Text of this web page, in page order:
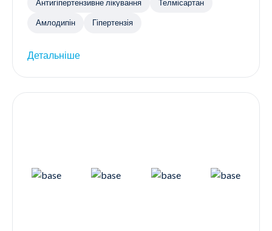
Антигіпертензивне лікування Телмісартан
Амлодипін Гіпертензія
Детальніше